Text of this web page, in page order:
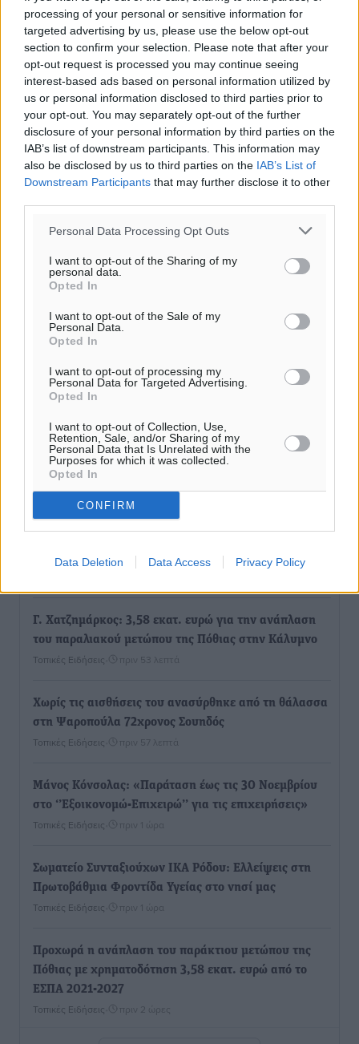
processing of your personal or sensitive information for
targeted advertising by us, please use the below opt-out
section to confirm your selection. Please note that after your
opt-out request is processed you may continue seeing
interest-based ads based on personal information utilized by
us or personal information disclosed to third parties prior to
your opt-out. You may separately opt-out of the further
disclosure of your personal information by third parties on the
IAB’s list of downstream participants. This information may
also be disclosed by us to third parties on the IAB’s List of
Downstream Participants that may further disclose it to other
Personal Data Processing Opt Outs
I want to opt-out of the Sharing of my
personal data.
Opted In
I want to opt-out of the Sale of my
Personal Data.
Opted In
I want to opt-out of processing my
Personal Data for Targeted Advertising.
Opted In
I want to opt-out of Collection, Use,
Retention, Sale, and/or Sharing of my
Personal Data that Is Unrelated with the
Purposes for which it was collected.
Opted In
CONFIRM
Data Deletion Data Access Privacy Policy
Ροή ειδήσεων
Συνελήφθησαν δύο αλλοδαπές για λαθρεμπόριο
-3.928- πακέτα χωρίς ειδική ταινία φορολόγησης
Γ. Χατζημάρκος: 3,58 εκατ. ευρώ για την ανάπλαση
του παραλιακού μετώπου της Πόθιας στην Κάλυμνο
Τοπικές Ειδήσεις πριν 53 λεπτά
Χωρίς τις αισθήσεις του ανασύρθηκε από τη θάλασσα
στη Ψαροπούλα 72χρονος Σουηδός
Τοπικές Ειδήσεις πριν 57 λεπτά
Μάνος Κόνσολας: «Παράταση έως τις 30 Νοεμβρίου
στο ‘’Εξοικονομώ-Επιχειρώ’’ για τις επιχειρήσεις»
Τοπικές Ειδήσεις πριν 1 ώρα
Σωματείο Συνταξιούχων ΙΚΑ Ρόδου: Ελλείψεις στη
Πρωτοβάθμια Φροντίδα Υγείας στο νησί μας
Τοπικές Ειδήσεις πριν 1 ώρα
Προχωρά η ανάπλαση του παράκτιου μετώπου της
Πόθιας με χρηματοδότηση 3,58 εκατ. ευρώ από το
ΕΣΠΑ 2021-2027
Τοπικές Ειδήσεις πριν 2 ώρες